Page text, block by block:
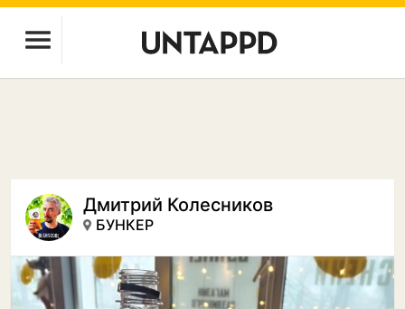
Дмитрий Колесников
БУНКЕР